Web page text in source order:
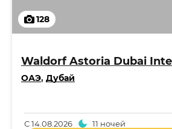
128
ОАЭ, Дубай
С14.08.2026 11 ночей